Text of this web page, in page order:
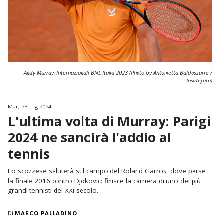
Mar, 23 Lug 2024
L'ultima volta di Murray: Parigi
2024 ne sancirà l'addio al
tennis
Lo scozzese saluterà sul campo del Roland Garros, dove perse
la finale 2016 contro Djokovic: finisce la carriera di uno dei più
grandi tennisti del XXI secolo.
Di MARCO PALLADINO
Andy Murray, Internazionali BNL Italia 2023 (Photo by Antonietta Baldassarre /
Insidefoto)